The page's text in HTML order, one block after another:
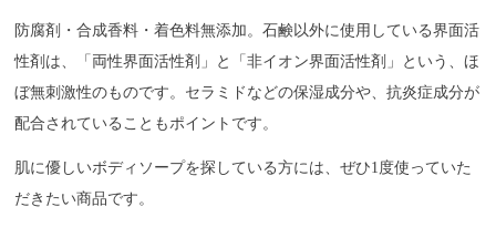
防腐剤・合成香料・着色料無添加。石鹸以外に使用している界面活
性剤は、「両性界面活性剤」と「非イオン界面活性剤」という、ほ
ぼ無刺激性のものです。セラミドなどの保湿成分や、抗炎症成分が
配合されていることもポイントです。
肌に優しいボディソープを探している方には、ぜひ1度使っていた
だきたい商品です。